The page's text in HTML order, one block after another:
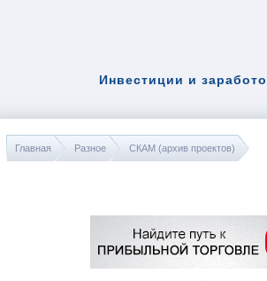
Инвестиции и
Главная Разное СКАМ (архив проектов)